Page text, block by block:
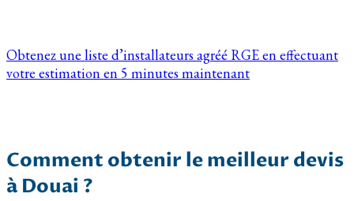
Obtenez une liste d’installateurs agréé RGE en effectuant
votre estimation en 5 minutes maintenant
Comment obtenir le meilleur devis
à Douai ?